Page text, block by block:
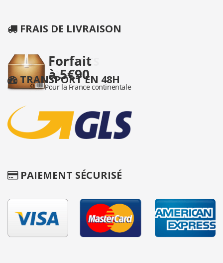
FRAIS DE LIVRAISON
TRANSPORT EN 48H
PAIEMENT SÉCURISÉ